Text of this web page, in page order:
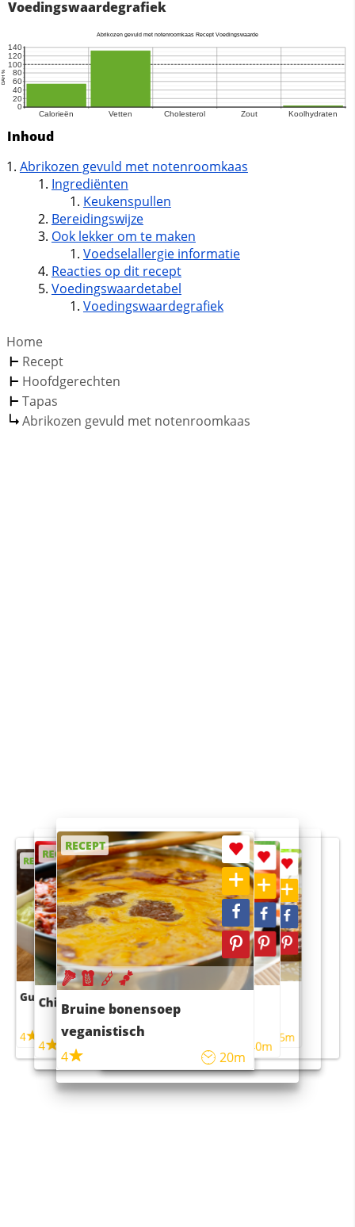
Voedingswaardegrafiek
Inhoud
Abrikozen gevuld met notenroomkaas
Ingrediënten
Keukenspullen
Bereidingswijze
Ook lekker om te maken
Voedselallergie informatie
Reacties op dit recept
Voedingswaardetabel
Voedingswaardegrafiek
Home
Recept
Hoofdgerechten
Tapas
Abrikozen gevuld met notenroomkaas
RECEPT
Guacamole
4
RECEPT
Chili con carne
4 45m
RECEPT
Bruine bonensoep
veganistisch
4
20m
RECEPT
Sushi rijstsalade
maaltijdsalade
40m
RECEPT
4 55m